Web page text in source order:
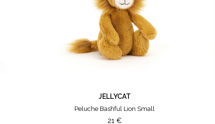
JELLYCAT
Peluche Bashful Lion Small
21 €